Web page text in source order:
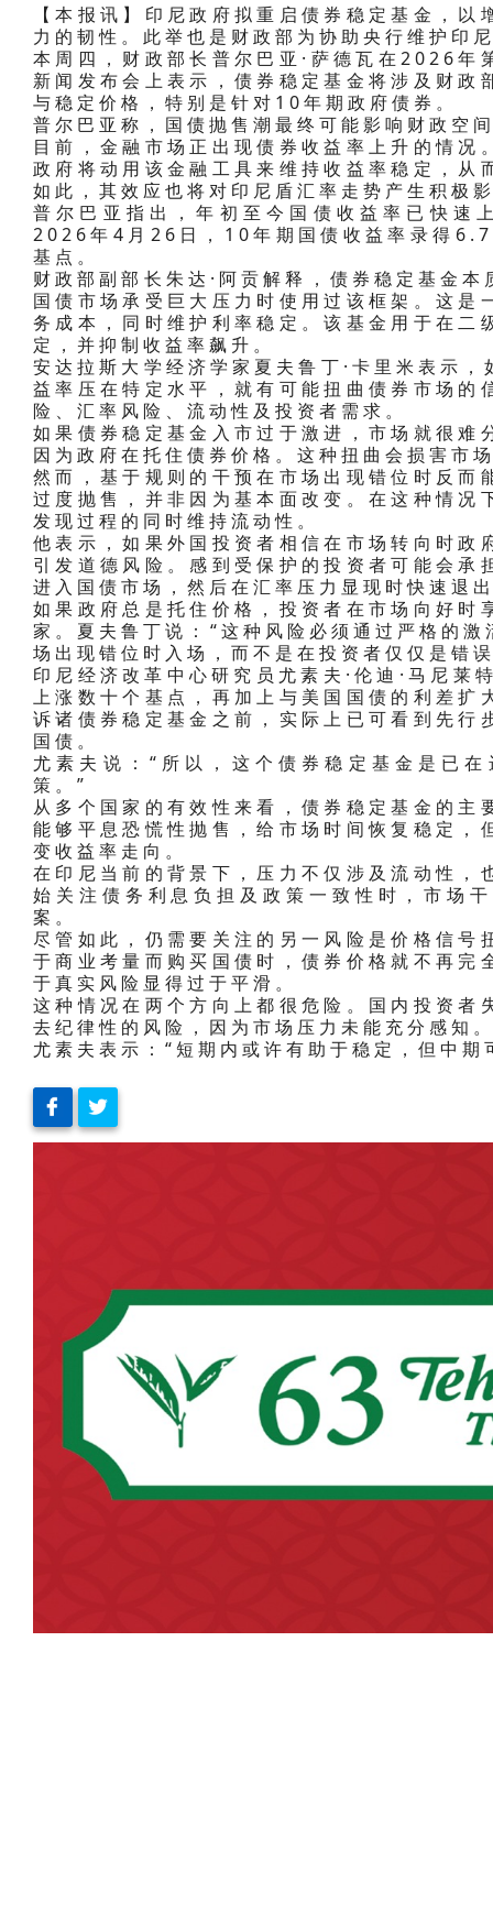
【本报讯】印尼政府拟重启债券稳定基金，
力的韧性。此举也是财政部为协助央行维护印
本周四，财政部长普尔巴亚·萨德瓦在2026年
新闻发布会上表示，债券稳定基金将涉及财
与稳定价格，特别是针对10年期政府债券。
普尔巴亚称，国债抛售潮最终可能影响财政空
目前，金融市场正出现债券收益率上升的情
政府将动用该金融工具来维持收益率稳定，
如此，其效应也将对印尼盾汇率走势产生积极
普尔巴亚指出，年初至今国债收益率已快速
2026年4月26日，10年期国债收益率录得
基点。
财政部副部长朱达·阿贡解释，债券稳定基金
国债市场承受巨大压力时使用过该框架。这
务成本，同时维护利率稳定。该基金用于在
定，并抑制收益率飙升。
安达拉斯大学经济学家夏夫鲁丁·卡里米表示
益率压在特定水平，就有可能扭曲债券市场
险、汇率风险、流动性及投资者需求。
如果债券稳定基金入市过于激进，市场就很
因为政府在托住债券价格。这种扭曲会损害市
然而，基于规则的干预在市场出现错位时反
过度抛售，并非因为基本面改变。在这种情
发现过程的同时维持流动性。
他表示，如果外国投资者相信在市场转向时
引发道德风险。感到受保护的投资者可能会
进入国债市场，然后在汇率压力显现时快速退
如果政府总是托住价格，投资者在市场向好
家。夏夫鲁丁说：“这种风险必须通过严格的
场出现错位时入场，而不是在投资者仅仅是错
印尼经济改革中心研究员尤素夫·伦迪·马尼
上涨数十个基点，再加上与美国国债的利差
诉诸债券稳定基金之前，实际上已可看到先
国债。
尤素夫说：“所以，这个债券稳定基金是已
策。”
从多个国家的有效性来看，债券稳定基金的
能够平息恐慌性抛售，给市场时间恢复稳定
变收益率走向。
在印尼当前的背景下，压力不仅涉及流动性
始关注债务利息负担及政策一致性时，市场
案。
尽管如此，仍需要关注的另一风险是价格信
于商业考量而购买国债时，债券价格就不再
于真实风险显得过于平滑。
这种情况在两个方向上都很危险。国内投资
去纪律性的风险，因为市场压力未能充分感知
尤素夫表示：“短期内或许有助于稳定，但中